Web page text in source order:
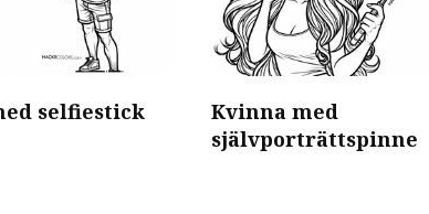
selfiestick
Kvinna med
självporträttspinne